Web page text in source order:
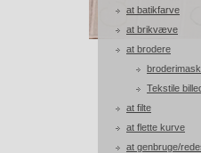
at batikfarve
at brikvæve
at brodere
Tekstile
at filte
at flette kurve
at genbruge/